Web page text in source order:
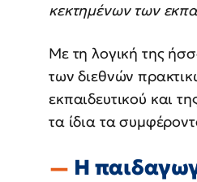
κεκτημένων των
Με τη λογική της
των διεθνών
εκπαιδευτικού και
τα ίδια τα
Η